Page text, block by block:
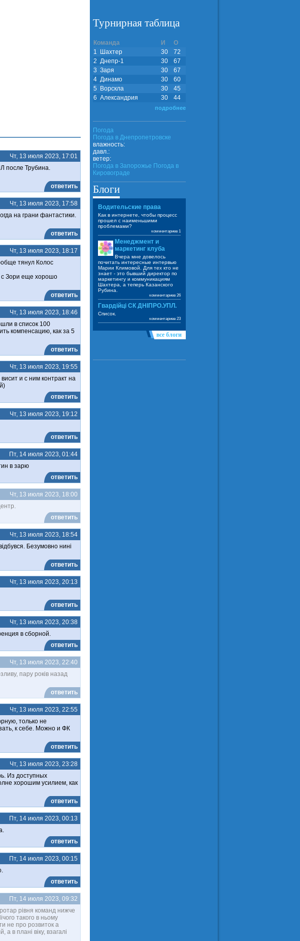
Чт, 13 июля 2023, 17:01
после Трубина.
ответить
Чт, 13 июля 2023, 17:58
на грани фантастики.
ответить
Чт, 13 июля 2023, 18:17
тянул Колос
с Зори еще хорошо
ответить
Чт, 13 июля 2023, 18:46
в список 100
компенсацию, как за 5
ответить
Чт, 13 июля 2023, 19:55
и с ним контракт на
ответить
Чт, 13 июля 2023, 19:12
ответить
Пт, 14 июля 2023, 01:44
в зарю
ответить
Чт, 13 июля 2023, 18:00
ответить
Чт, 13 июля 2023, 18:54
Безумовно нині
ответить
Чт, 13 июля 2023, 20:13
ответить
Чт, 13 июля 2023, 20:38
в сборной.
ответить
Чт, 13 июля 2023, 22:40
пару років назад
ответить
Чт, 13 июля 2023, 22:55
только не
к себе. Можно и ФК
ответить
Чт, 13 июля 2023, 23:28
Из доступных
хорошим усилием, как
ответить
Пт, 14 июля 2023, 00:13
ответить
Пт, 14 июля 2023, 00:15
ответить
Пт, 14 июля 2023, 09:32
рівня команд нижче
такого в ньому
не про розвиток а
в плані віку, взагалі
Турнирная таблица
Команда И
О
1
Шахтер 30
72
2 Днепр-1 30
67
3 Заря 30
67
4 Динамо 30
60
5
Ворскла 30
45
6 Александрия 30 44
подробнее
Погода
Погода в Днепропетровске
влажность:
давл.:
ветер:
Погода в Запорожье Погода в
Кировограде
Блоги
Водительские права
Как в интернете, чтобы процесс
прошел с наименьшими
проблемами?
комментариев 1
Менеджмент и
маркетинг клуба
Вчера мне довелось
почитать интересные интервью
Марии Климовой. Для тех кто не
знает - это бывший директор по
маркетингу и коммуникациям
Шахтера, а теперь Казанского
Рубина.
комментариев 26
Гвардійці СК ДНІПРО.УПЛ.
Список.
комментариев 23
все блоги